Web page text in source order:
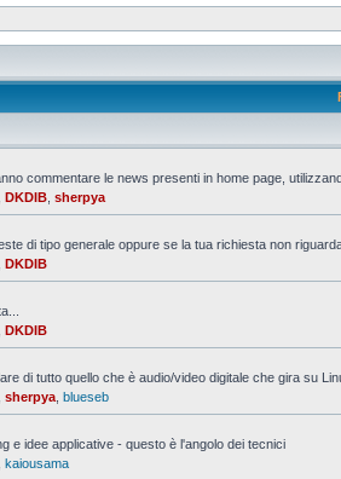
commentare le news presenti in home page,
DKDIB sherpya
di tipo generale oppure se la tua richiesta non
DKDIB
DKDIB
di tutto quello che è audio/video digitale che gira su
sherpya blueseb
e idee applicative - questo è l'angolo dei tecnici
kaiousama